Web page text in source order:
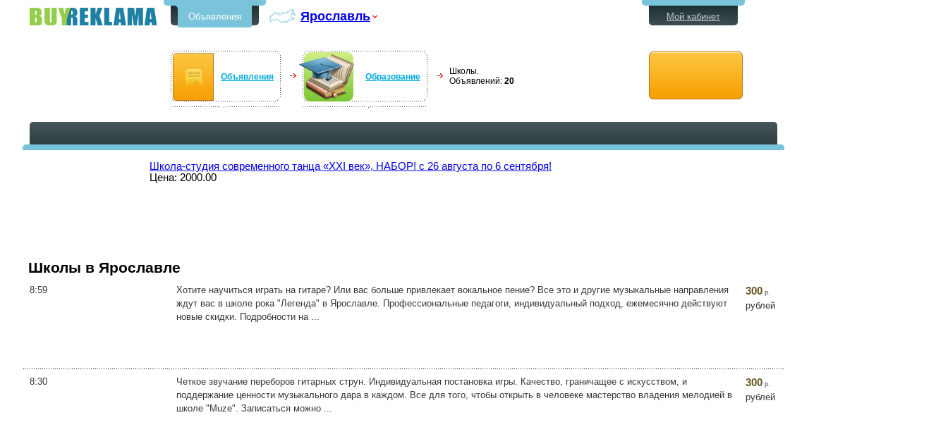
Объявления Ярославль
Объявления Образование
Школы.
Объявлений: 20
Мой кабинет
Школа-студия современного танца «XXI век», НАБОР! c 26 августа по 6 сентября!
Цена: 2000.00
Школы в Ярославле
8:59
Хотите научиться играть на гитаре? Или вас больше привлекает вокальное пение? Все это и другие музыкальные направления
ждут вас в школе рока "Легенда" в Ярославле. Профессиональные педагоги, индивидуальный подход, ежемесячно действуют
новые скидки. Подробности на ...
300 р.
рублей
8:30
Четкое звучание переборов гитарных струн. Индивидуальная постановка игры. Качество, граничащее с искусством, и
поддержание ценности музыкального дара в каждом. Все для того, чтобы открыть в человеке мастерство владения мелодией в
школе "Muze". Записаться можно ...
300 р.
рублей